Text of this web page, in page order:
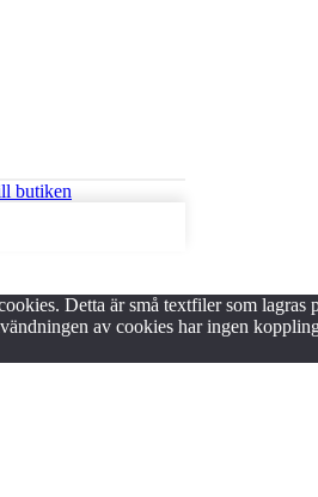
butiken
Detta är små textfiler som lagras
av cookies har ingen